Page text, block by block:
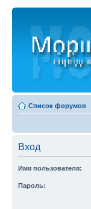
Список форумов
Вход
Имя пользователя:
Пароль: